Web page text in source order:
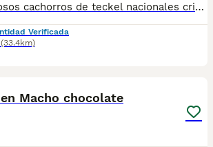
Disponibles preciosos cachorros de teckel nacionales criados en nuestras instalaciones, en un ambiente familiar y responsable. Nuestros cachorros se entregan con cartilla de primera vacunación, vacunas correspondientes a su edad, desparasitados interna y externamente, y con microchip implantado y dado de alta. Además, realizamos un contrato de garantía que incluye: • Garantía vírica de 15 días. • Garantía congénita de 1 año. Desde la fecha de entrega del cachorro. Nos comprometemos al 100% con la salud, el bienestar y el cuidado de nuestros pequeños. Disponemos de Núcleo Zoológico Para más información, imágenes o cualquier consulta sin compromiso, pueden contactar con nosotros en los teléfonos: CRISTINA 📞 722 788 399 📞 932 514 529
Verificada
(33.4km)
Macho chocolate